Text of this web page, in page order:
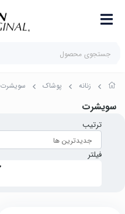
زنانه پوشاک سویشرت
سویشرت
ترتیب
فیلتر